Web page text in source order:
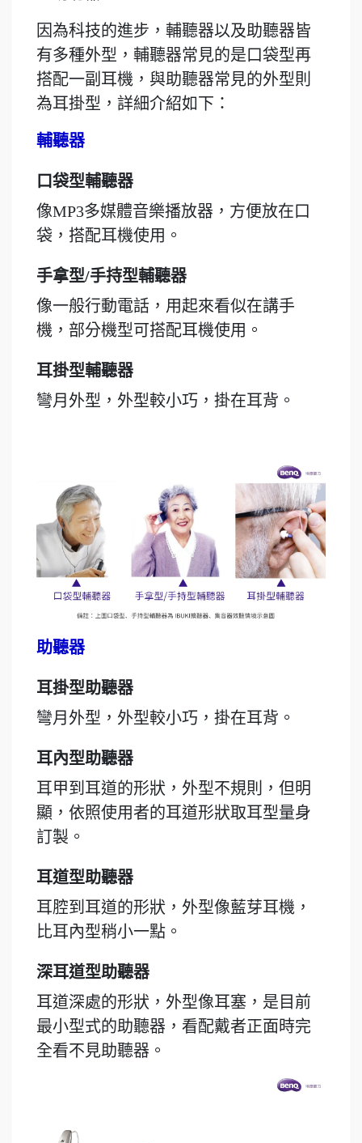
因為科技的進步，輔聽器以及助聽器皆
有多種外型，輔聽器常見的是口袋型再
搭配一副耳機，與助聽器常見的外型則
為耳掛型，詳細介紹如下：
輔聽器
口袋型輔聽器
像MP3多媒體音樂播放器，方便放在口
袋，搭配耳機使用。
手拿型/手持型輔聽器
像一般行動電話，用起來看似在講手
機，部分機型可搭配耳機使用。
耳掛型輔聽器
彎月外型，外型較小巧，掛在耳背。
助聽器
耳掛型助聽器
彎月外型，外型較小巧，掛在耳背。
耳內型助聽器
耳甲到耳道的形狀，外型不規則，但明
顯，依照使用者的耳道形狀取耳型量身
訂製。
耳道型助聽器
耳腔到耳道的形狀，外型像藍芽耳機，
比耳內型稍小一點。
深耳道型助聽器
耳道深處的形狀，外型像耳塞，是目前
最小型式的助聽器，看配戴者正面時完
全看不見助聽器。